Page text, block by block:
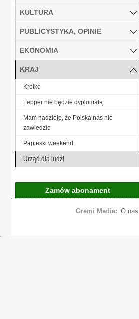
KULTURA
PUBLICYSTYKA, OPINIE
EKONOMIA
KRAJ
Krótko
Lepper nie będzie dyplomatą
Mam nadzieję, że Polska nas nie
zawiedzie
Papieski weekend
Urząd dla ludzi
Zamów abonament
Gremi Media: O nas